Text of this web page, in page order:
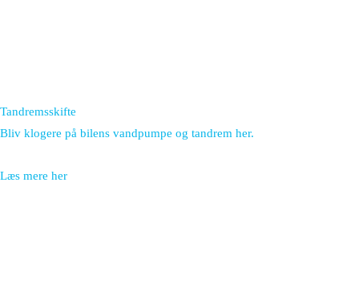
Tandremsskifte
Bliv klogere på bilens vandpumpe og tandrem her.
Læs mere her